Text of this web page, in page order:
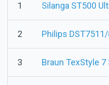
1 Silanga ST500
2 Philips
3 Braun TexStyle 7